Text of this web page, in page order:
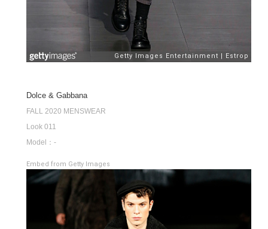
Dolce & Gabbana
FALL 2020 MENSWEAR
Look 011
Model：-
Embed from Getty Images